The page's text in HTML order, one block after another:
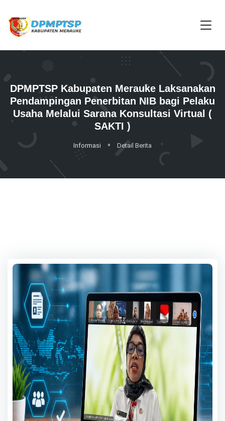
DPMPTSP Kabupaten Merauke Laksanakan
Pendampingan Penerbitan NIB bagi Pelaku
Usaha Melalui Sarana Konsultasi Virtual (
SAKTI )
Informasi Detail Berita